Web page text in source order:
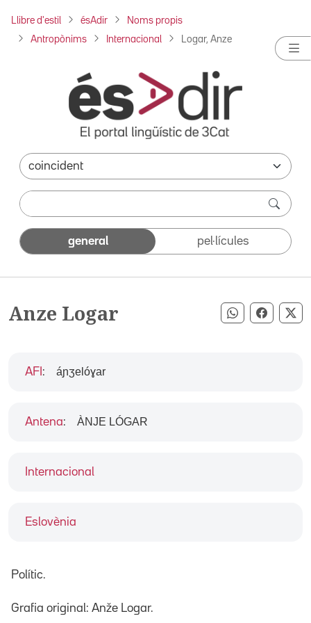
Llibre d'estil ésAdir Noms propis
Antropònims Internacional Logar, Anze
general pel·lícules
Anze Logar Compartir
Internacional
Eslovènia
AFI : áɲʒelóɣar
Antena: ÀNJE LÓGAR
Polític.
Grafia original: Anže Logar.